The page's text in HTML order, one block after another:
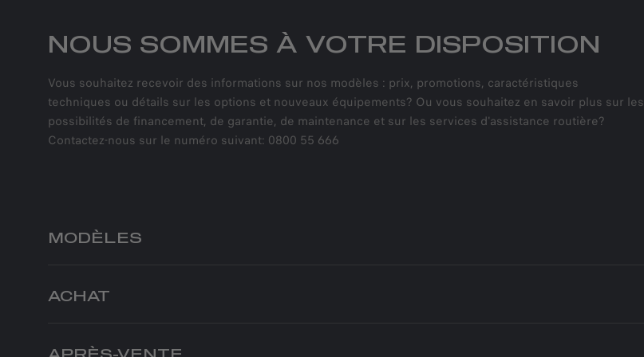
NOUS SOMMES À VOTRE DISPOSITION
Vous souhaitez recevoir des informations sur nos modèles : prix, promotions, caractéristiques
techniques ou détails sur les options et nouveaux équipements? Ou vous souhaitez en savoir plus sur les
possibilités de financement, de garantie, de maintenance et sur les services d'assistance routière?
Contactez-nous sur le numéro suivant: 0800 55 666
MODÈLES
JUNIOR IBRIDA
ACHAT
NOS OFFRES